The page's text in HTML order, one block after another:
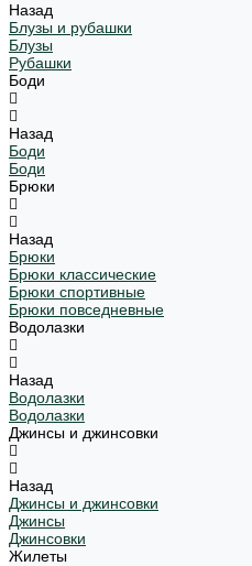
Назад
Блузы и рубашки
Блузы
Рубашки
Боди
Назад
Боди
Боди
Брюки
Назад
Брюки
Брюки классические
Брюки спортивные
Брюки повседневные
Водолазки
Назад
Водолазки
Водолазки
Джинсы и джинсовки
Назад
Джинсы и джинсовки
Джинсы
Джинсовки
Жилеты